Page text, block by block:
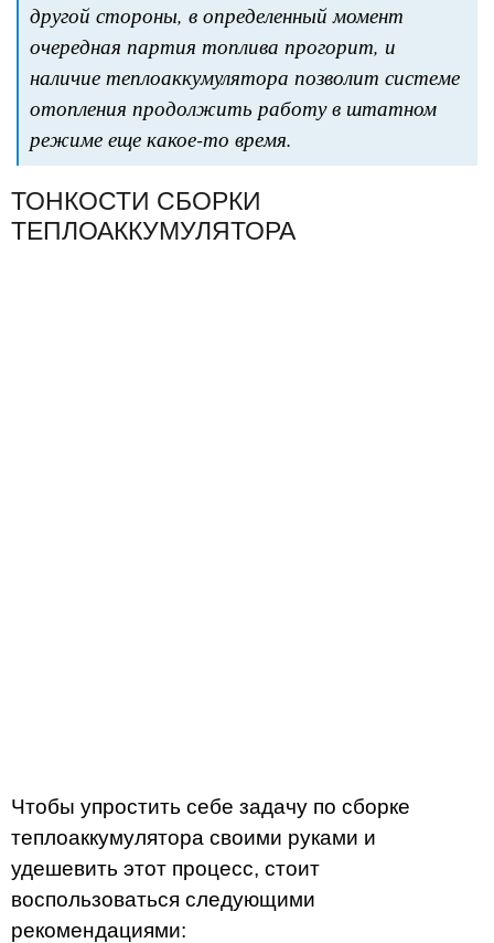
другой стороны, в определенный момент
очередная партия топлива прогорит, и
наличие теплоаккумулятора позволит системе
отопления продолжить работу в штатном
режиме еще какое-то время.
ТОНКОСТИ СБОРКИ
ТЕПЛОАККУМУЛЯТОРА
Чтобы упростить себе задачу по сборке
теплоаккумулятора своими руками и
удешевить этот процесс, стоит
воспользоваться следующими
рекомендациями: